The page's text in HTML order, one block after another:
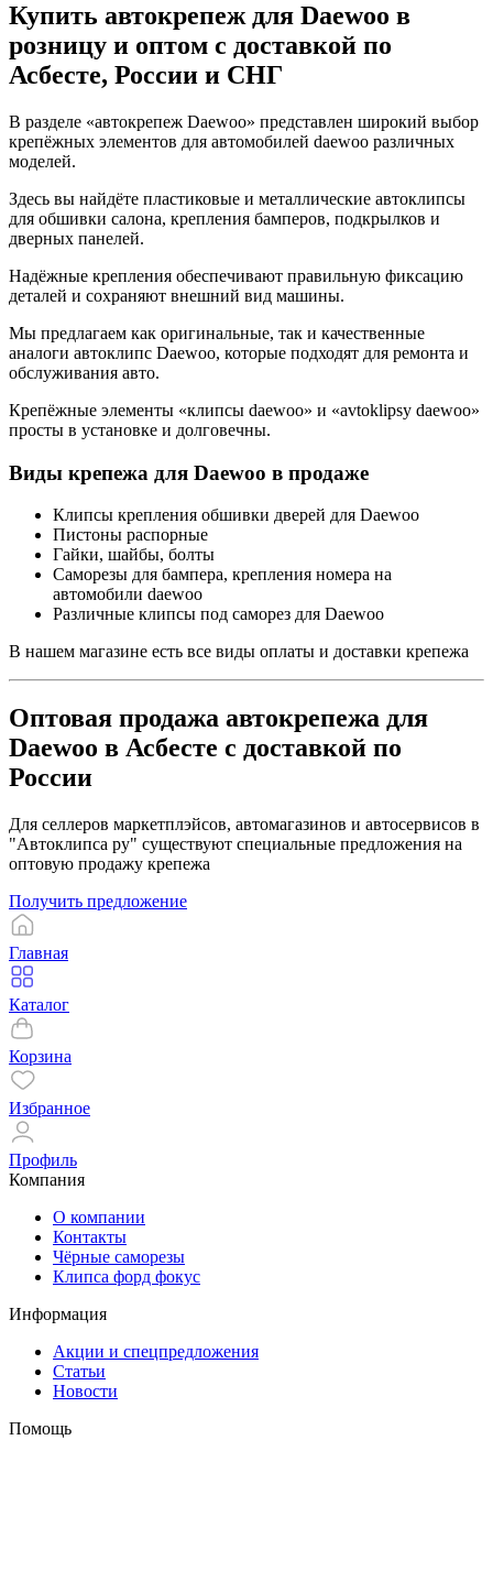
Купить автокрепеж для Daewoo в
розницу и оптом с доставкой по
Асбесте, России и СНГ
В разделе «автокрепеж Daewoo» представлен широкий выбор
крепёжных элементов для автомобилей daewoo различных
моделей.
Здесь вы найдёте пластиковые и металлические автоклипсы
для обшивки салона, крепления бамперов, подкрылков и
дверных панелей.
Надёжные крепления обеспечивают правильную фиксацию
деталей и сохраняют внешний вид машины.
Мы предлагаем как оригинальные, так и качественные
аналоги автоклипс Daewoo, которые подходят для ремонта и
обслуживания авто.
Крепёжные элементы «клипсы daewoo» и «avtoklipsy daewoo»
просты в установке и долговечны.
Виды крепежа для Daewoo в продаже
Клипсы крепления обшивки дверей для Daewoo
Пистоны распорные
Гайки, шайбы, болты
Саморезы для бампера, крепления номера на
автомобили daewoo
Различные клипсы под саморез для Daewoo
В нашем магазине есть все виды оплаты и доставки крепежа
Оптовая продажа автокрепежа для
Daewoo в Асбесте с доставкой по
России
Для селлеров маркетплэйсов, автомагазинов и автосервисов в
"Автоклипса ру" существуют специальные предложения на
оптовую продажу крепежа
Получить предложение
Главная
Каталог
Корзина
Избранное
Профиль
Компания
О компании
Контакты
Чёрные саморезы
Клипса форд фокус
Информация
Акции и спецпредложения
Статьи
Новости
Помощь